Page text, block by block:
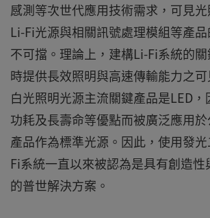
感測等次世代應用技術需求，可見
Li-Fi光源與相關訊號處理模組等產
不可擋。理論上，建構Li-Fi系統的
時提供長效照明與高速傳輸能力之
白光照明光源主流關鍵產品是LED
功耗及長壽命等優點而被廣泛應用
產品作為標準光源。因此，使用發
Fi系統一直以來被認為是具有創造
的普世解決方案。